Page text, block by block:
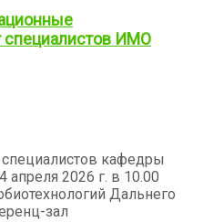
специалистов ИМО
кафедры
2026 г. в 10.00
Дальнего
зал